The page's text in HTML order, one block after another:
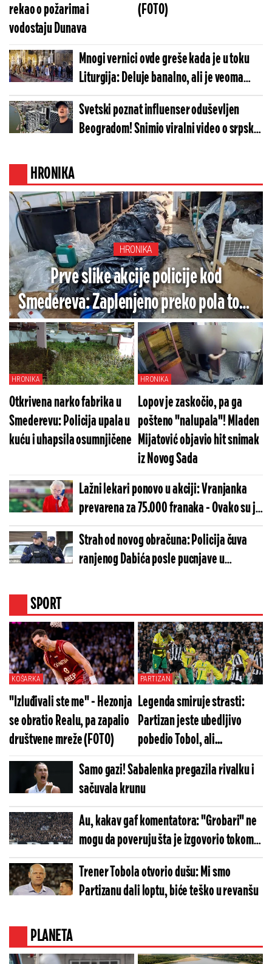
rekao o požarima i
vodostaju Dunava
(FOTO)
Mnogi vernici ovde greše kada je u toku
Liturgija: Deluje banalno, ali je veoma
važno - Tiče se stajanja
Svetski poznat influenser oduševljen
Beogradom! Snimio viralni video o srpskoj
HRONIKA
HRONIKA
Prve slike akcije policije kod
Smedereva: Zaplenjeno preko pola tone
opojne droge (FOTO)
HRONIKA
Otkrivena narko fabrika u
Smederevu: Policija upala u
kuću i uhapsila osumnjičene
HRONIKA
Lopov je zaskočio, pa ga
pošteno "nalupala"! Mladen
Mijatović objavio hit snimak
iz Novog Sada
Lažni lekari ponovo u akciji: Vranjanka
prevarena za 75.000 franaka - Ovako su je
obmanuli
Strah od novog obračuna: Policija čuva
ranjenog Dabića posle pucnjave u
SPORT
KOŠARKA
"Izluđivali ste me" - Hezonja
se obratio Realu, pa zapalio
društvene mreže (FOTO)
PARTIZAN
Legenda smiruje strasti:
Partizan jeste ubedljivo
pobedio Tobol, ali...
Samo gazi! Sabalenka pregazila rivalku i
sačuvala krunu
Au, kakav gaf komentatora: "Grobari" ne
mogu da poveruju šta je izgovorio tokom
meča Partizana (VIDEO)
Trener Tobola otvorio dušu: Mi smo
Partizanu dali loptu, biće teško u revanšu
PLANETA